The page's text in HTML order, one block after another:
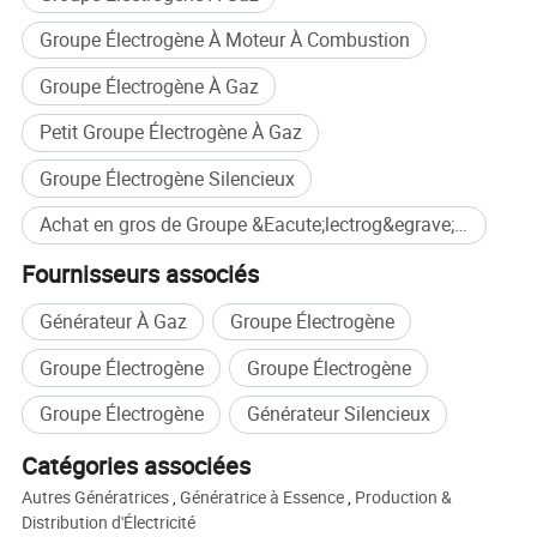
Moteur : Commin
Alternateur : Faraday.
Fréquence : 50 / 60 hz
Consommation de gaz par heure : 71 mètre
cube
CERTIFICATS : ISO,CE,EAC.
Garantie : 8000 heures ou 1 an, nous avons
un agent à Moscou et notre ingénieur se
renverrons en Russie tous les mois. Ne vous
inquiétez donc pas pour le service après-
vente.
Groupe Électrogène À Moteur À Combustion
Groupe Électrogène À Gaz
Petit Groupe Électrogène À Gaz
Groupe Électrogène Silencieux
Achat en gros de Groupe &Eacute;lectrog&egrave;ne &Agrave; Gaz
Fournisseurs associés
Générateur À Gaz
Groupe Électrogène
Groupe Électrogène
Groupe Électrogène
Groupe Électrogène
Générateur Silencieux
Catégories associées
Autres Génératrices ,Génératrice à Essence Production &
Distribution d'Électricité